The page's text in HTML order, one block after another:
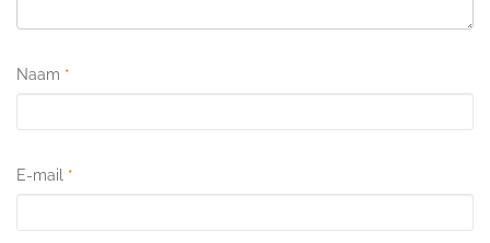
Naam *
E-mail *